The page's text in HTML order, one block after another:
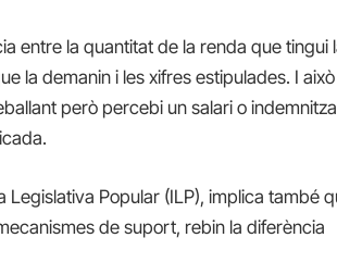
entre la quantitat de la renda que tingui
la demanini les xifres estipulades. I
però percebi un salari o
Legislativa Popular (ILP), implica també
de suport, rebin la diferència